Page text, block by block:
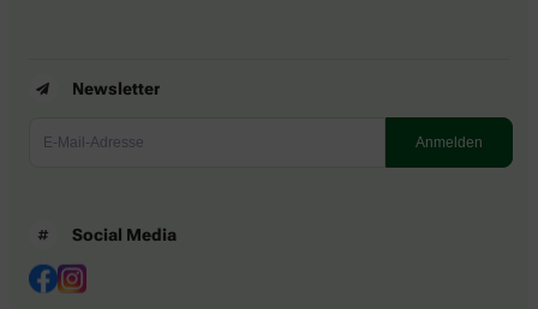
Newsletter
Social Media